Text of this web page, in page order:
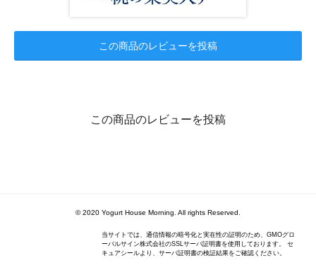
この商品のレビューを投稿
この商品のレビューを投稿
© 2020 Yogurt House Morning. All rights Reserved.
当サイトでは、通信情報の暗号化と実在性の証明のため、GMOグロ
ーバルサイン株式会社のSSLサーバ証明書を使用しております。 セ
キュアシールより、サーバ証明書の検証結果をご確認ください。